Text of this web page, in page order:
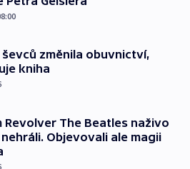
ševců změnila obuvnictví,
kniha
Revolver The Beatles naživo
Objevovali ale magii